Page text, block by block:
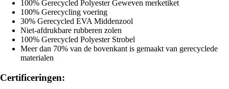
100% Gerecycled Polyester Geweven merketiket
100% Gerecycling voering
30% Gerecycled EVA Middenzool
Niet-afdrukbare rubberen zolen
100% Gerecycled Polyester Strobel
Meer dan 70% van de bovenkant is gemaakt van gerecyclede
materialen
Certificeringen: